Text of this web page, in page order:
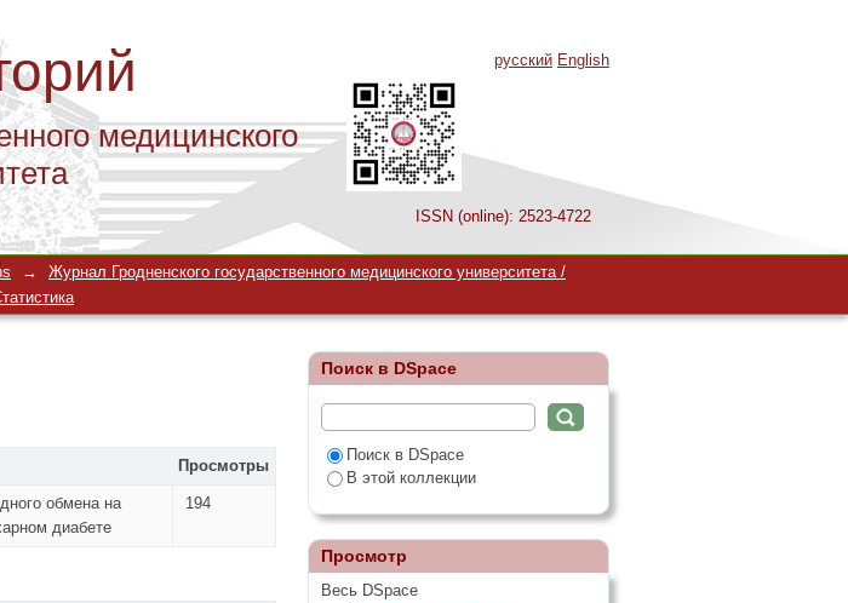
медицинского
ISSN (online): 2523-4722
русский English
→
Журнал Гродненского государственного медицинского университета /
Просмотры
обмена на
диабете
194
Поиск в DSpace
Поиск в DSpace
В этой коллекции
Просмотр
Весь DSpace